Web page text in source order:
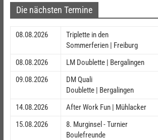
Die nächsten Termine
08.08.2026
Triplette in den
Sommerferien | Freiburg
08.08.2026
LM Doublette | Bergalingen
09.08.2026
DM Quali
Doublette | Bergalingen
14.08.2026
After Work Fun | Mühlacker
15.08.2026
8. Murginsel - Turnier
Boulefreunde